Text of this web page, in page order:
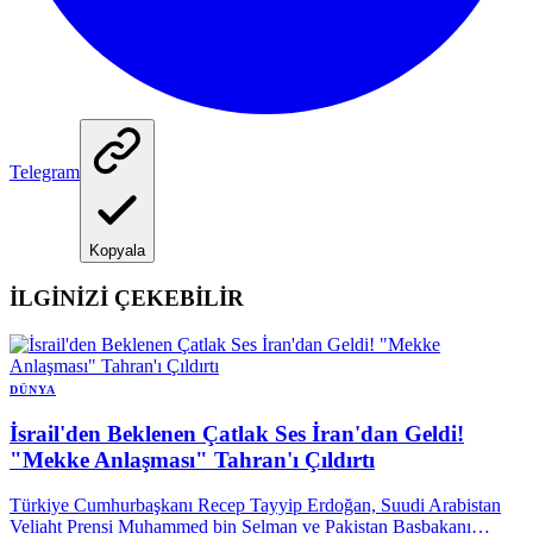
Telegram
Kopyala
İLGİNİZİ ÇEKEBİLİR
DÜNYA
İsrail'den Beklenen Çatlak Ses İran'dan Geldi!
"Mekke Anlaşması" Tahran'ı Çıldırtı
Türkiye Cumhurbaşkanı Recep Tayyip Erdoğan, Suudi Arabistan
Veliaht Prensi Muhammed bin Selman ve Pakistan Başbakanı